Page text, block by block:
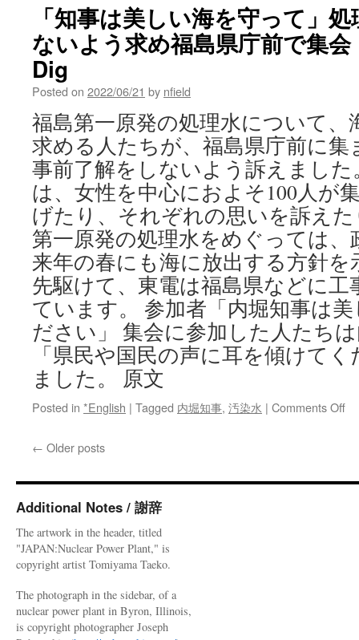
事、
み
ん
を
守
っ
て！」
県
庁
前
ス
タ
ン
デ
ィ
ン
グ
2022
年
21
「知事は美しい海を守って」
ないよう求め福島県庁前で集
Dig
Posted on 2022/06/21 by nfield
福島第一原発の処理水について
求める人たちが、福島県庁前に集
事前了解をしないよう訴えました
は、女性を中心におよそ100人が
げたり、それぞれの思いを訴え
第一原発の処理水をめぐっては、
来年の春にも海に放出する方針
先駆けて、東電は福島県などに工
ています。 参加者「内堀知事は
ださい」 集会に参加した人たち
「県民や国民の声に耳を傾けて
ました。 原文
Posted in *English | Tagged 内堀知事, 汚染水 | Comments Offon
し
← Older posts
Additional Notes / 謝辞
The artwork in the header, titled
"JAPAN:Nuclear Power Plant," is
copyright artist Tomiyama Taeko.
The photograph in the sidebar, of a
nuclear power plant in Byron, Illinois,
is copyright photographer Joseph